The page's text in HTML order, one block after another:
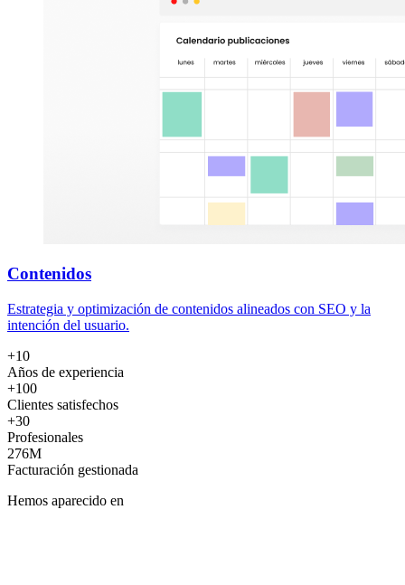
Contenidos
Estrategia y optimización de contenidos alineados con SEO y la
intención del usuario.
+10
Años de experiencia
+100
Clientes satisfechos
+30
Profesionales
276M
Facturación gestionada
Hemos aparecido en